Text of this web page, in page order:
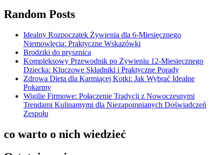
Random Posts
Idealny Rozpoczatek Żywienia dla 6-Miesięcznego
Niemowlęcia: Praktyczne Wskazówki
Brodziki do prysznica
Kompleksowy Przewodnik po Żywieniu 12-Miesięcznego
Dziecka: Kluczowe Składniki i Praktyczne Porady
Zdrowa Dieta dla Karmiącej Kotki: Jak Wybrać Idealne
Pokarmy
Wigilie Firmowe: Połączenie Tradycji z Nowoczesnymi
Trendami Kulinarnymi dla Niezapomnianych Doświadczeń
Zespołu
co warto o nich wiedzieć